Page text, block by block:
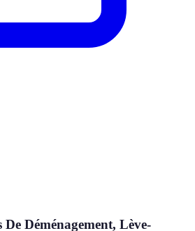
Déménagement, Lève-